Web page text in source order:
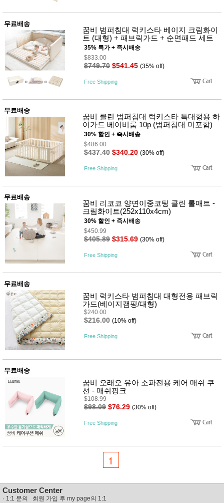
무료배송
꿈비 범퍼침대 럭키스타 베이지 크림화이
트 (대형) + 패브릭가드 + 순면패드 세트
35% 특가 + 즉시배송
$833.00
$749.70 $541.45 (35% off)
Free Shipping
무료배송
꿈비 클린 범퍼침대 럭키스타 특대형용 하
이가드 베이비룸 10p (범퍼침대 미포함)
30% 할인 + 즉시배송
$486.00
$437.40 $340.20 (30% off)
Free Shipping
무료배송
꿈비 리코코 양면이중코팅 클린 롤매트 -
크림화이트(252x110x4cm)
30% 할인 + 즉시배송
$450.99
$405.89 $315.69 (30% off)
Free Shipping
무료배송
꿈비 럭키스타 범퍼침대 대형전용 패브릭
가드(베이지캠핑/대형)
$240.00
$216.00 (10% off)
Free Shipping
무료배송
꿈비 오래오 유아 소파전용 케어 매쉬 쿠
션 - 매쉬핑크
$108.99
$98.09 $76.29 (30% off)
Free Shipping
1
Customer Center
· 1:1 문의 회원 가입 후 my page의 1:1